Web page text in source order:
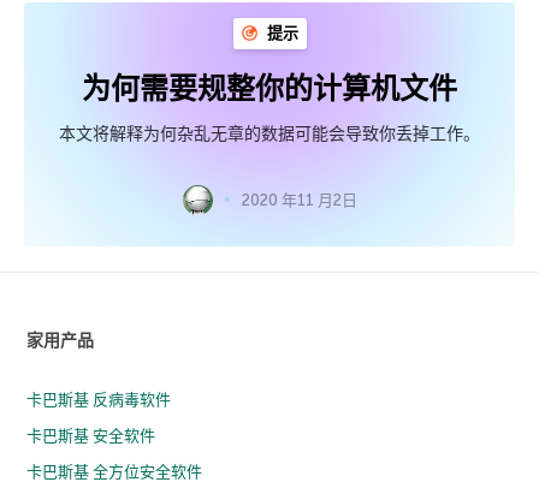
提示
为何需要规整你的计算机文件
本文将解释为何杂乱无章的数据可能会导致你丢掉工作。
2020 年11 月2日
家用产品
卡巴斯基 反病毒软件
卡巴斯基 安全软件
卡巴斯基 全方位安全软件